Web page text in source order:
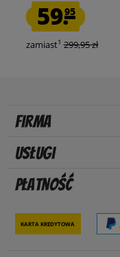
59.95
zamiast1 299,95 zł
Firma
Usługi
Płatność
Karta kredytowa